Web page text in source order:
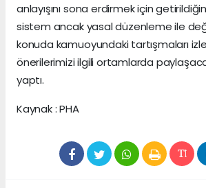
anlayışını sona erdirmek için
sistem ancak yasal düzenleme ile
konuda kamuoyundaki tartışmaları
önerilerimizi ilgili ortamlarda
yaptı.
Kaynak : PHA